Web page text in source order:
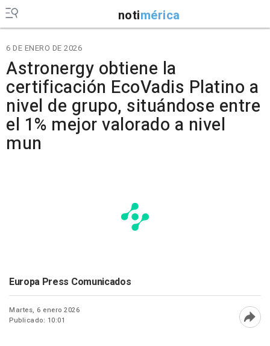
notimérica
6 DE ENERO DE 2026
Astronergy obtiene la
certificación EcoVadis Platino a
nivel de grupo, situándose entre
el 1% mejor valorado a nivel
mun
Europa Press Comunicados
Martes, 6 enero 2026
Publicado: 10:01